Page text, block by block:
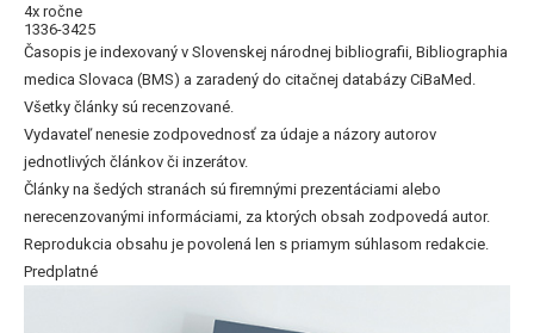
4x ročne
1336-3425
Časopis je indexovaný v Slovenskej národnej bibliografii, Bibliographia
medica Slovaca (BMS) a zaradený do citačnej databázy CiBaMed.
Všetky články sú recenzované.
Vydavateľ nenesie zodpovednosť za údaje a názory autorov
jednotlivých článkov či inzerátov.
Články na šedých stranách sú firemnými prezentáciami alebo
nerecenzovanými informáciami, za ktorých obsah zodpovedá autor.
Reprodukcia obsahu je povolená len s priamym súhlasom redakcie.
Predplatné